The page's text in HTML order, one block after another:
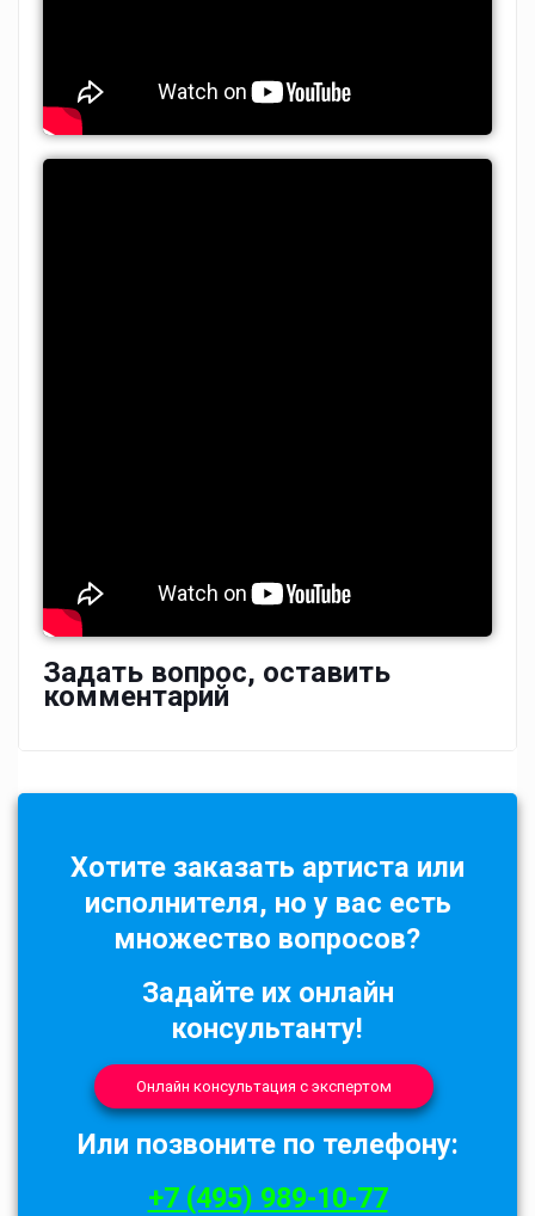
Задать вопрос, оставить
комментарий
Хотите заказать артиста или
исполнителя, но у вас есть
множество вопросов?
Задайте их онлайн
консультанту!
Онлайн консультация с экспертом
Или позвоните по телефону:
+7 (495) 989-10-77